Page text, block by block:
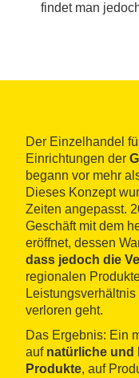
findet man
Der Einzelhandel
Einrichtungen der
begann vor mehr
Dieses Konzept
Zeiten angepasst.
Geschäft mit dem
eröffnet, dessen
dass jedoch die
regionalen
verloren geht.
Das Ergebnis: Ein
auf natürliche und
Produkte, auf